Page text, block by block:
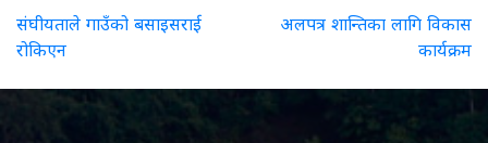
Post
navigation
संघीयताले गाउँको बसाइसराई
रोकिएन
अलपत्र शान्तिका लागि विकास
कार्यक्रम